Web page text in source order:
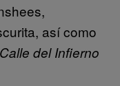
así como
del Infierno